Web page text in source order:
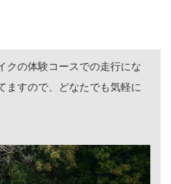
クの体験コースでの走行にな
ますので、どなたでも気軽に